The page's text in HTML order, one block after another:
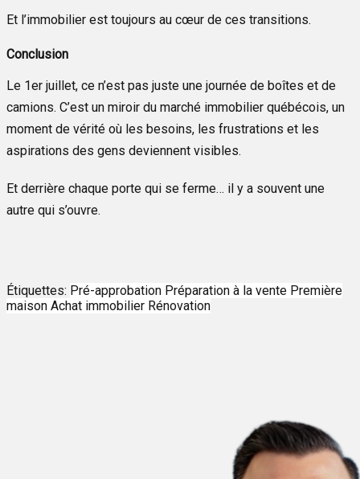
Et l’immobilier est toujours au cœur de ces transitions.
Conclusion
Le 1er juillet, ce n’est pas juste une journée de boîtes et de
camions. C’est un miroir du marché immobilier québécois, un
moment de vérité où les besoins, les frustrations et les
aspirations des gens deviennent visibles.
Et derrière chaque porte qui se ferme… il y a souvent une
autre qui s’ouvre.
Étiquettes: Pré-approbation Préparation à la vente Première
maison Achat immobilier Rénovation